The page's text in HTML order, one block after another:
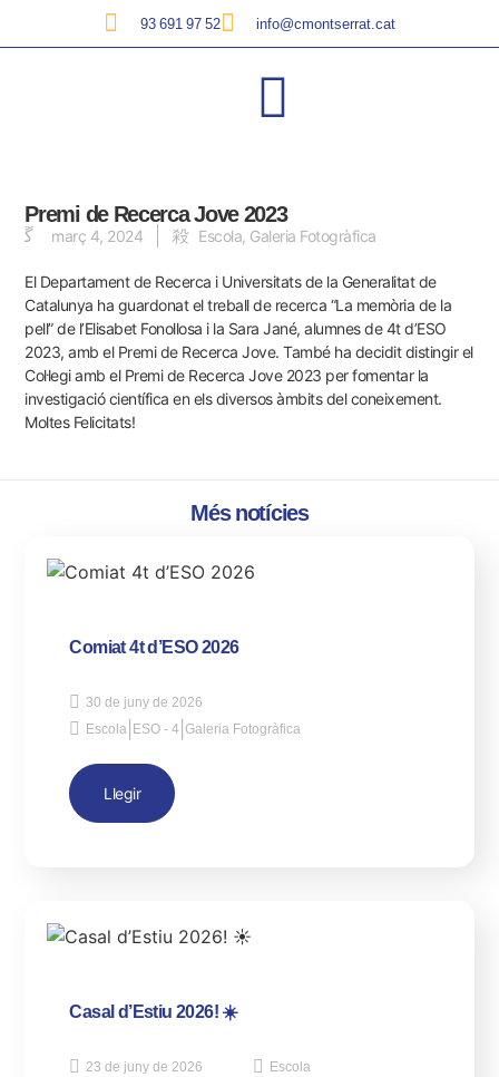
93 691 97 52 info@cmontserrat.cat
Premi de Recerca Jove 2023
març 4, 2024 Escola Galeria Fotogràfica
El Departament de Recerca i Universitats de la Generalitat de
Catalunya ha guardonat el treball de recerca “La memòria de la
pell” de l’Elisabet Fonollosa i la Sara Jané, alumnes de 4t d’ESO
2023, amb el Premi de Recerca Jove. També ha decidit distingir el
Col·legi amb el Premi de Recerca Jove 2023 per fomentar la
investigació científica en els diversos àmbits del coneixement.
Moltes Felicitats!
Més notícies
Comiat 4t d’ESO 2026
30 de juny de 2026
Escola ESO - 4 |Galeria Fotogràfica
Llegir
Casal d’Estiu 2026! ☀️
23 de juny de 2026 Escola